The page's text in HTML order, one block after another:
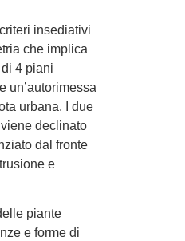
insediativi
che implica
4 piani
un’autorimessa
urbana. I due
declinato
dal fronte
e
piante
e forme di